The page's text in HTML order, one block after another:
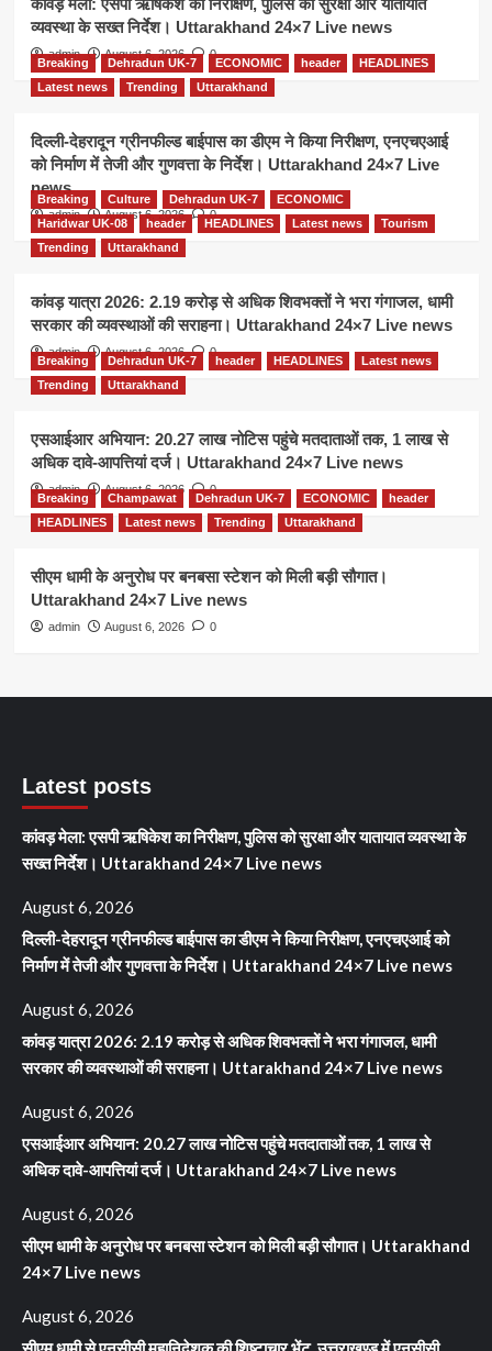
कांवड़ मेला: एसपी ऋषिकेश का निरीक्षण, पुलिस को सुरक्षा और यातायात
व्यवस्था के सख्त निर्देश। Uttarakhand 24×7 Live news
admin August 6, 2026 0
Breaking Dehradun UK-7 ECONOMIC header
HEADLINES
Latest news
Trending Uttarakhand
दिल्ली-देहरादून ग्रीनफील्ड बाईपास का डीएम ने किया निरीक्षण, एनएचएआई
को निर्माण में तेजी और गुणवत्ता के निर्देश। Uttarakhand 24×7 Live
news
admin August 6, 2026 0
Breaking Culture Dehradun UK-7
ECONOMIC
Haridwar UK-08
header HEADLINES Latest news
Tourism
Trending
Uttarakhand
कांवड़ यात्रा 2026: 2.19 करोड़ से अधिक शिवभक्तों ने भरा गंगाजल, धामी
सरकार की व्यवस्थाओं की सराहना। Uttarakhand 24×7 Live news
admin August 6, 2026 0
Breaking Dehradun UK-7 header HEADLINES
Latest news
Trending
Uttarakhand
एसआईआर अभियान: 20.27 लाख नोटिस पहुंचे मतदाताओं तक, 1 लाख से
अधिक दावे-आपत्तियां दर्ज। Uttarakhand 24×7 Live news
admin August 6, 2026 0
Breaking Champawat Dehradun UK-7 ECONOMIC
header
HEADLINES
Latest news Trending Uttarakhand
सीएम धामी के अनुरोध पर बनबसा स्टेशन को मिली बड़ी सौगात।
Uttarakhand 24×7 Live news
admin August 6, 2026 0
Latest posts
कांवड़ मेला: एसपी ऋषिकेश का निरीक्षण, पुलिस को सुरक्षा और यातायात व्यवस्था के
सख्त निर्देश। Uttarakhand 24×7 Live news
August 6, 2026
दिल्ली-देहरादून ग्रीनफील्ड बाईपास का डीएम ने किया निरीक्षण, एनएचएआई को
निर्माण में तेजी और गुणवत्ता के निर्देश। Uttarakhand 24×7 Live news
August 6, 2026
कांवड़ यात्रा 2026: 2.19 करोड़ से अधिक शिवभक्तों ने भरा गंगाजल, धामी
सरकार की व्यवस्थाओं की सराहना। Uttarakhand 24×7 Live news
August 6, 2026
एसआईआर अभियान: 20.27 लाख नोटिस पहुंचे मतदाताओं तक, 1 लाख से
अधिक दावे-आपत्तियां दर्ज। Uttarakhand 24×7 Live news
August 6, 2026
सीएम धामी के अनुरोध पर बनबसा स्टेशन को मिली बड़ी सौगात। Uttarakhand
24×7 Live news
August 6, 2026